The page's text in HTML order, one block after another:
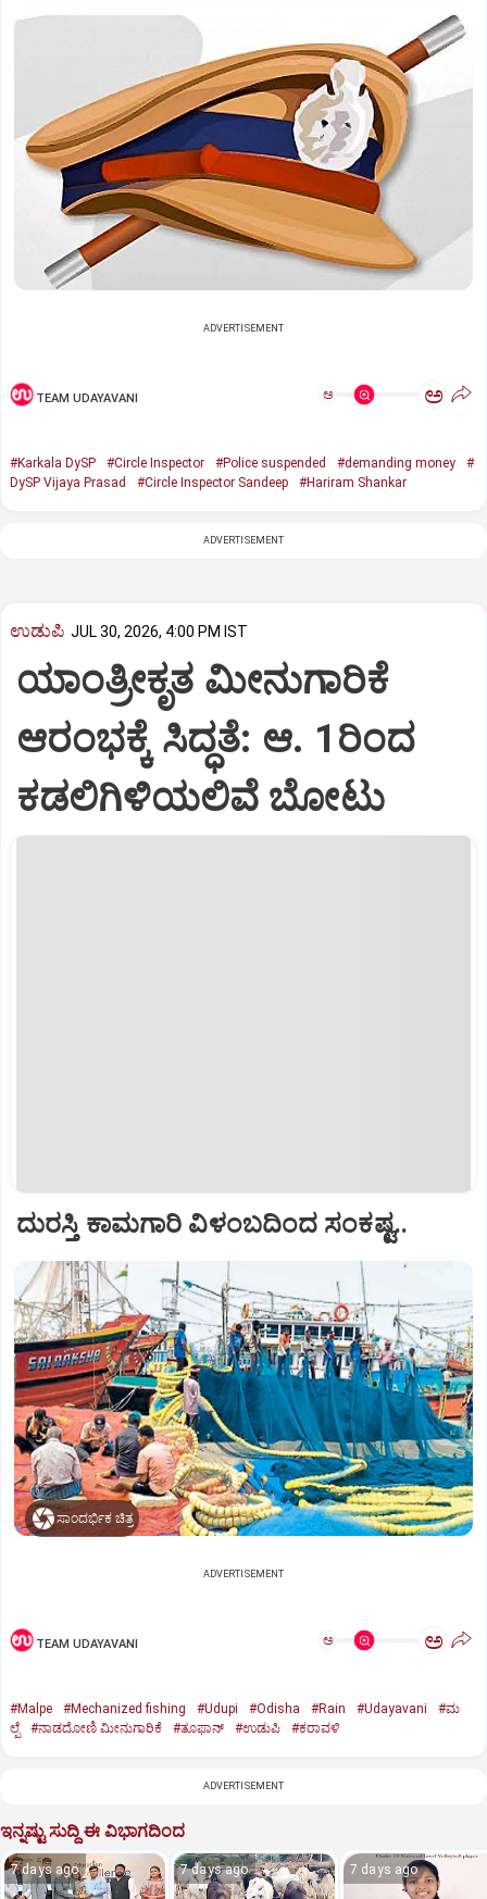
ADVERTISEMENT
TEAM UDAYAVANI ಅ ಅ
#Karkala DySP #Circle Inspector #Police suspended #demanding money
#
DySP Vijaya Prasad
#Circle Inspector Sandeep #Hariram Shankar
ADVERTISEMENT
ಉಡುಪಿ JUL 30, 2026, 4:00 PM IST
ಯಾಂತ್ರೀಕೃತ ಮೀನುಗಾರಿಕೆ
ಆರಂಭಕ್ಕೆ ಸಿದ್ಧತೆ: ಆ. 1ರಿಂದ
ಕಡಲಿಗಿಳಿಯಲಿವೆ ಬೋಟು
ದುರಸ್ತಿ ಕಾಮಗಾರಿ ವಿಳಂಬದಿಂದ ಸಂಕಷ್ಟ..
ಸಾಂದರ್ಭಿಕ ಚಿತ್ರ
ADVERTISEMENT
TEAM UDAYAVANI ಅ ಅ
#Malpe #Mechanized fishing #Udupi #Odisha #Rain #Udayavani
#ಮ
ಲ್ಪೆ
#ನಾಡದೋಣಿ ಮೀನುಗಾರಿಕೆ #ತೂಫಾನ್‌ #ಉಡುಪಿ #ಕರಾವಳಿ
ADVERTISEMENT
ಇನ್ನಷ್ಟು ಸುದ್ದಿ ಈ ವಿಭಾಗದಿಂದ
7 days ago 7 days ago 7 days ago